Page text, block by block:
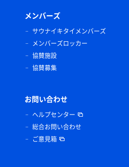
メンバーズ
サウナイキタイメンバーズ
メンバーズロッカー
協賛施設
協賛募集
お問い合わせ
ヘルプセンター
総合お問い合わせ
ご意見箱